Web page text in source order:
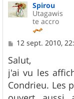
Spirou
Utagawis
te accro
M
s
s
a
g
e
12 sept. 2010,
Salut,
j'ai vu les
Condrieu. Les